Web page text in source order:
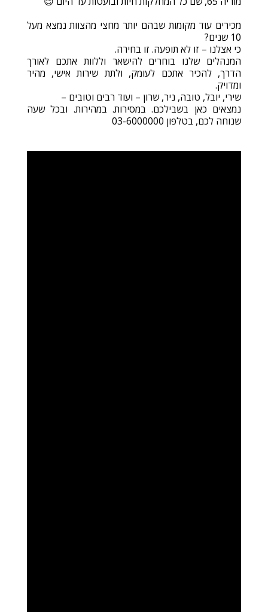
מכירים עוד מקומות שבהם יותר מחצי מהצוות נמצא מעל
10 שנים?
כי אצלנו – זו לא תופעה. זו בחירה.
המנהלים שלנו בוחרים להישאר וללוות אתכם לאורך
הדרך, להכיר אתכם לעומק, ולתת שירות אישי, מהיר
ומדויק.
שירי, יובל, טובה, ניר, שרון – ועוד רבים וטובים –
נמצאים כאן בשבילכם. במסירות. במהירות. ובכל שעה
שנוחה לכם, בטלפון 03-6000000